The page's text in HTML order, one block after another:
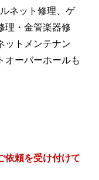
ネット修理、ゲ
理・金管楽器修
ットメンテナン
オーバーホールも
依頼を受け付けて